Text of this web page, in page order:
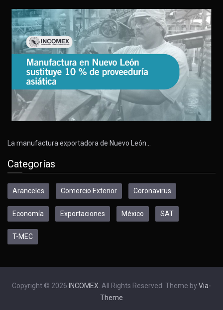
La manufactura exportadora de Nuevo León…
Categorías
Aranceles Comercio Exterior Coronavirus
Economía Exportaciones México SAT
T-MEC
Copyright © 2026 INCOMEX . All Rights Reserved. Theme by Via-
Theme